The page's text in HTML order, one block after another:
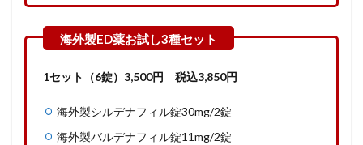
1セット（6錠） 3,500円 税込3,850円
海外製シルデナフィル錠30mg/2錠
海外製バルデナフィル錠11mg/2錠